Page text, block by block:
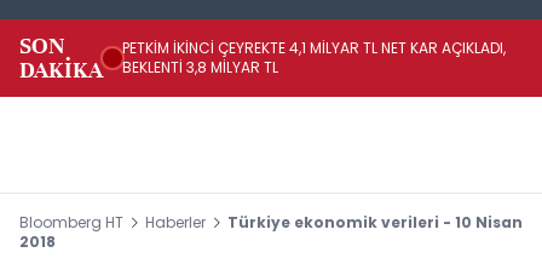
SON
DAKİKA
PETKİM İKİNCİ ÇEYREKTE 4,1 MİLYAR TL NET KAR AÇIKLADI,
BEKLENTİ 3,8 MİLYAR TL
Bloomberg HT Haberler
Türkiye ekonomik verileri - 10 Nisan
2018